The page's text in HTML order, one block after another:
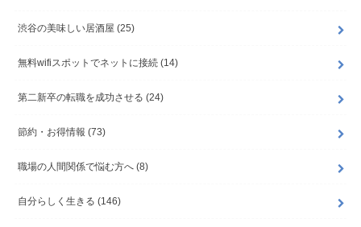
渋谷の美味しい居酒屋 (25)
無料wifiスポットでネットに接続 (14)
第二新卒の転職を成功させる (24)
節約・お得情報 (73)
職場の人間関係で悩む方へ (8)
自分らしく生きる (146)